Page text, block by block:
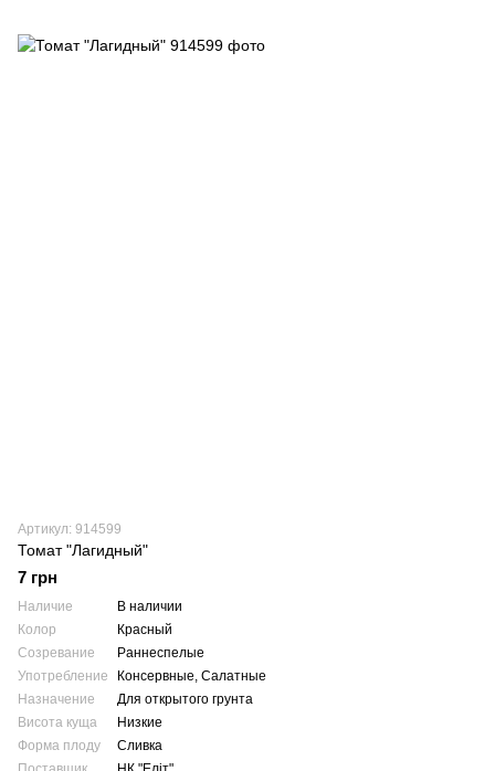
Артикул: 914599
Томат "Лагидный"
7 грн
Наличие
В наличии
Колор
Красный
Созревание
Раннеспелые
Употребление
Консервные, Салатные
Назначение
Для открытого грунта
Висота куща
Низкие
Форма плоду
Сливка